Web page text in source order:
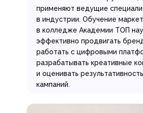
применяют ведущие
в индустрии. Обучение
в колледже Академии ТОП
эффективно продвигать
работать с цифровыми
разрабатывать креативные
и оценивать
кампаний.